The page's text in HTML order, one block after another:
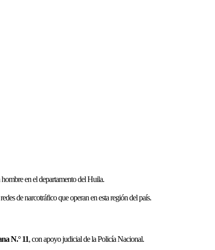
en el departamento del Huila.
de narcotráfico que operan en esta región del país.
N.° 11, con apoyo judicial de la Policía Nacional.